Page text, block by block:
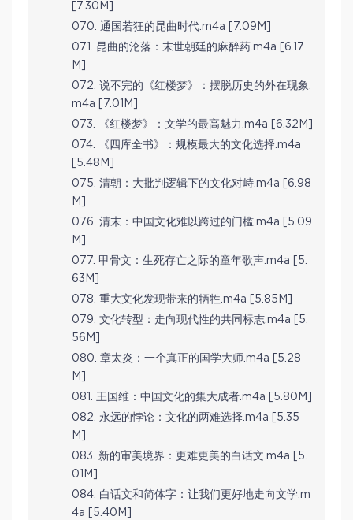
[7.30M]
070. 通国若狂的昆曲时代.m4a [7.09M]
071. 昆曲的沦落：末世朝廷的麻醉药.m4a [6.17
M]
072. 说不完的《红楼梦》：摆脱历史的外在现象.
m4a [7.01M]
073. 《红楼梦》：文学的最高魅力.m4a [6.32M]
074. 《四库全书》：规模最大的文化选择.m4a
[5.48M]
075. 清朝：大批判逻辑下的文化对峙.m4a [6.98
M]
076. 清末：中国文化难以跨过的门槛.m4a [5.09
M]
077. 甲骨文：生死存亡之际的童年歌声.m4a [5.
63M]
078. 重大文化发现带来的牺牲.m4a [5.85M]
079. 文化转型：走向现代性的共同标志.m4a [5.
56M]
080. 章太炎：一个真正的国学大师.m4a [5.28
M]
081. 王国维：中国文化的集大成者.m4a [5.80M]
082. 永远的悖论：文化的两难选择.m4a [5.35
M]
083. 新的审美境界：更难更美的白话文.m4a [5.
01M]
084. 白话文和简体字：让我们更好地走向文学.m
4a [5.40M]